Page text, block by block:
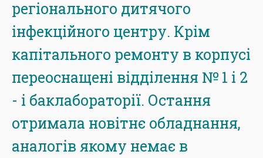
регіонального дитячого
інфекційного центру. Крім
капітального ремонту в корпусі
переоснащені відділення № 1 і 2
- і баклабораторії. Остання
отримала новітнє обладнання,
аналогів якому немає в